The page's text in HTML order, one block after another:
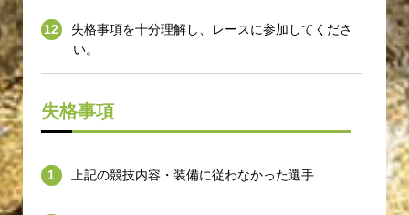
失格事項を十分理解し、レースに参加してくださ
い。
失格事項
上記の競技内容・装備に従わなかった選手